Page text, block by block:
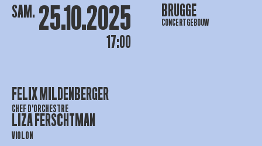
SAM. 25.10.2025
17:00
BRUGGE
CONCERTGEBOUW
FELIX MILDENBERGER
CHEF D'ORCHESTRE
LIZA FERSCHTMAN
VIOLON